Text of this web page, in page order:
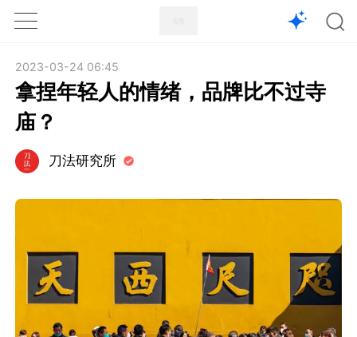
1X
2023-03-24 06:45
拿捏年轻人的情绪，品牌比不过寺
庙？
刀法研究所